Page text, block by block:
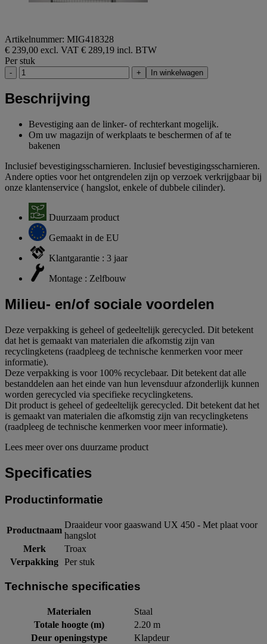
Artikelnummer: MIG418328
€ 239,00 excl. VAT € 289,19 incl. BTW
Per stuk
- + In winkelwagen
Beschrijving
Bevestiging aan de linker- of rechterkant mogelijk.
Om uw magazijn of werkplaats te beschermen of af te
bakenen
Inclusief bevestigingsscharnieren. Inclusief bevestigingsscharnieren.
Andere opties voor het ontgrendelen zijn op verzoek verkrijgbaar bij
onze klantenservice ( hangslot, enkele of dubbele cilinder).
Duurzaam product
Gemaakt in de EU
Klantgarantie : 3 jaar
Montage : Zelfbouw
Milieu- en/of sociale voordelen
Deze verpakking is geheel of gedeeltelijk gerecycled. Dit betekent
dat het is gemaakt van materialen die afkomstig zijn van
recyclingketens (raadpleeg de technische kenmerken voor meer
informatie).
Deze verpakking is voor 100% recyclebaar. Dit betekent dat alle
bestanddelen aan het einde van hun levensduur afzonderlijk kunnen
worden gerecycled via specifieke recyclingketens.
Dit product is geheel of gedeeltelijk gerecycled. Dit betekent dat het
is gemaakt van materialen die afkomstig zijn van recyclingketens
(raadpleeg de technische kenmerken voor meer informatie).
Lees meer over ons duurzame product
Specificaties
Productinformatie
Productnaam
Draaideur voor gaaswand UX 450 - Met plaat voor
hangslot
Merk
Troax
Verpakking Per stuk
Technische specificaties
Materialen
Staal
Totale hoogte (m)
2.20 m
Deur openingstype
Klapdeur